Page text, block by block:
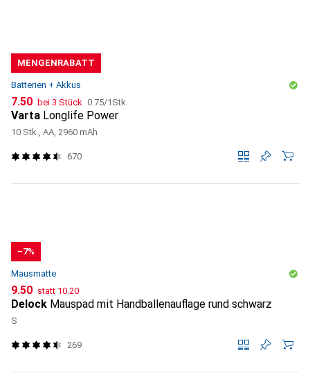
MENGENRABATT
Batterien + Akkus
CHF
7.50 bei 3 Stück CHF
0.75/1Stk.
Varta Longlife Power
10 Stk., AA, 2960 mAh
670
−7%
Mausmatte
CHF
9.50 statt CHF
10.20
Delock Mauspad mit Handballenauflage rund schwarz
S
269